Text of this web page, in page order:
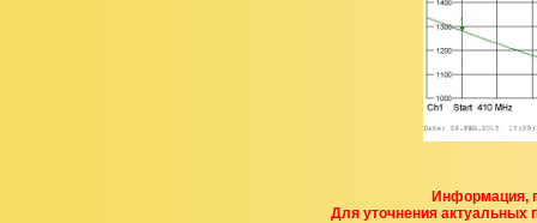
Информация,
Для уточнения актуальных